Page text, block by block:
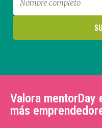
Valora mentorDay
más